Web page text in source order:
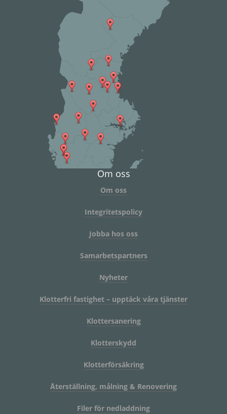
Om oss
Om oss
Integritetspolicy
Jobba hos oss
Samarbetspartners
Nyheter
Klotterfri fastighet – upptäck våra tjänster
Klottersanering
Klotterskydd
Klotterförsäkring
Återställning, målning & Renovering
Filer för nedladdning